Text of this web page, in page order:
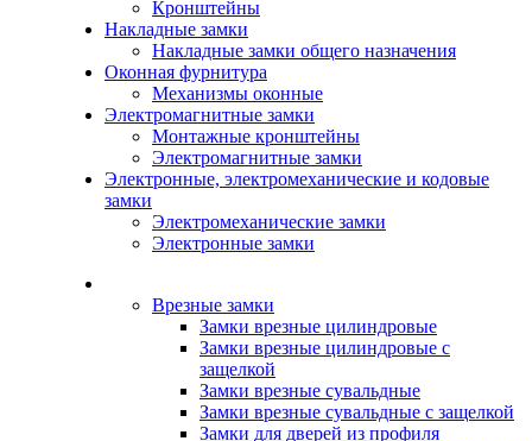
Кронштейны
Накладные замки
Накладные замки общего назначения
Оконная фурнитура
Механизмы оконные
Электромагнитные замки
Монтажные кронштейны
Электромагнитные замки
Электронные, электромеханические и кодовые
замки
Электромеханические замки
Электронные замки
Врезные замки
Замки врезные цилиндровые
Замки врезные цилиндровые с
защелкой
Замки врезные сувальдные
Замки врезные сувальдные с защелкой
Замки для дверей из профиля